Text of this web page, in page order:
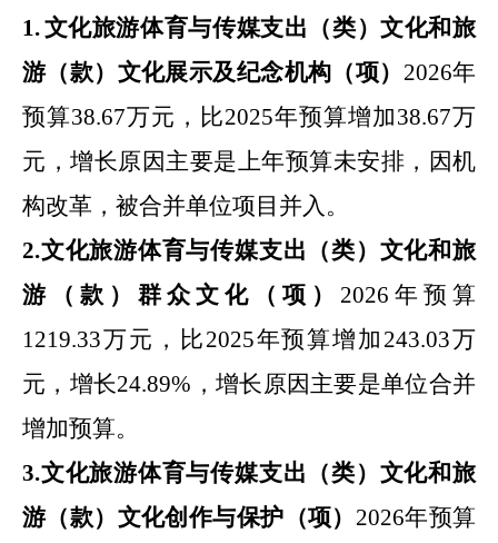
1.文化旅游体育与传媒支出 （类）文化和旅
游（款） 文化展示及纪念机构 （项） 2026年
预算38.67万元，比2025年预算增加38.67万
元， 增长原因主要是 上年预算未安排，因机
构改革，被合并单位项目并入 。
2.文化旅游体育与传媒支出 （类） 文化和旅
游
（款） 群众文化 （项） 2026 年 预算
1219.33万元，比2025年预算增加 243.03万
元，增长24.89% ，增长原因主要是单位合并
增加预算。
3.文化旅游体育与传媒支出 （类） 文化和旅
游（款） 文化创作与保护 （项） 2026年预算